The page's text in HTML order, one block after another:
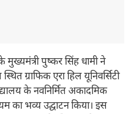
मुख्यमंत्री पुष्कर सिंह धामी ने
ग्राफिक एरा हिल यूनिवर्सिटी
के नवनिर्मित अकादमिक
का भव्य उद्घाटन किया। इस